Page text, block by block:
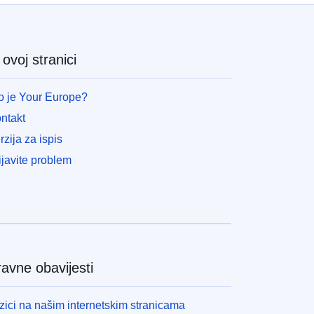
stranici
je Your Europe?
za ispis
problem
obavijesti
na našim internetskim stranicama